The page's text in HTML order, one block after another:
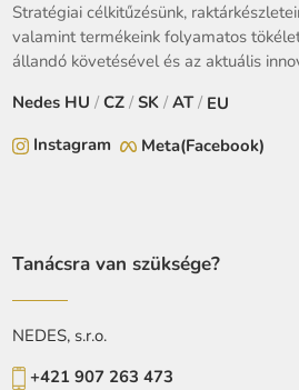
Stratégiai célkitűzésünk,
valamint termékeink folyamatos
állandó követésével és az aktuális
Nedes HU /CZ /SK / AT/ EU
Instagram
Meta(Facebook)
Tanácsra van szüksége?
NEDES, s.r.o.
+421 907 263 473